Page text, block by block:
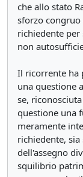
che allo stato
sforzo
richiedente
non
Il ricorrente ha
una questione
se,
questione una
meramente
richiedente,
dell'assegno
squilibrio